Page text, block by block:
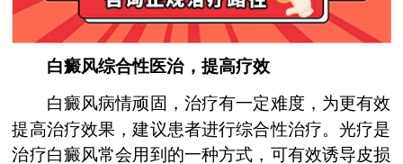
白癜风综合性医治，提高疗效
白癜风病情顽固，治疗有一定难度，为更有效
提高治疗效果，建议患者进行综合性治疗。光疗是
治疗白癜风常会用到的一种方式，可有效诱导皮损